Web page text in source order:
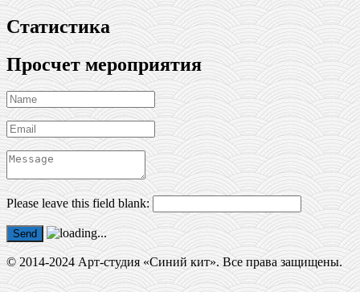
Статистика
Просчет мероприятия
Please leave this field blank:
Send
© 2014-2024 Арт-студия «Синий кит». Все права защищены.